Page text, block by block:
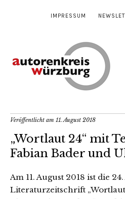
IMPRESSUM
Veröffentlicht am 11. August 2018
„Wortlaut 24“ mit
Fabian Bader und
Am 11. August 2018 ist die
Literaturzeitschrift